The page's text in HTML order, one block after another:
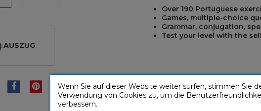
AUSZUG
TWEETTEILENPINTEREST
Over 190 Portuguese
Games, multiple-choice
Grammar, conjugation,
Test your level with the
Wenn Sie auf dieser Website weiter surfen, stimmen Sie
Verwendung von Cookies zu, um die
verbessern.